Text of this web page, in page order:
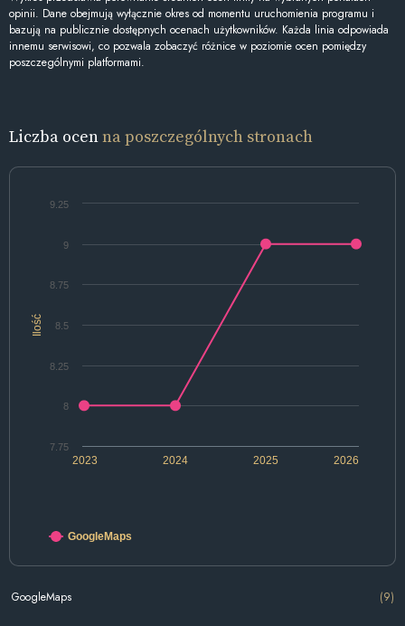
opinii. Dane obejmują wyłącznie okres od momentu uruchomienia programu i
bazują na publicznie dostępnych ocenach użytkowników. Każda linia odpowiada
innemu serwisowi, co pozwala zobaczyć różnice w poziomie ocen pomiędzy
poszczególnymi platformami.
Liczba ocenna poszczególnych stronach
Ilość
2024 2026
2023 2025
7.75
8
8.25
8.5
8.75
9
9.25
GoogleMaps
GoogleMaps (9)